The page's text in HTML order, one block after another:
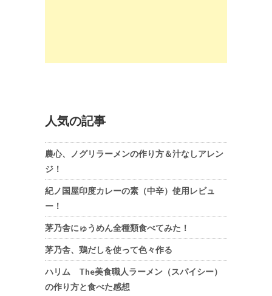
人気の記事
農心、ノグリラーメンの作り方＆汁なしアレン
ジ！
紀ノ国屋印度カレーの素（中辛）使用レビュ
ー！
茅乃舎にゅうめん全種類食べてみた！
茅乃舎、鶏だしを使って色々作る
ハリム The美食職人ラーメン（スパイシー）
の作り方と食べた感想